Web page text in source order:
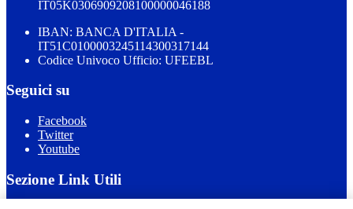
IT05K0306909208100000046188
IBAN: BANCA D'ITALIA -
IT51C0100003245114300317144
Codice Univoco Ufficio: UFEEBL
Seguici su
Facebook
Twitter
Youtube
Sezione Link Utili